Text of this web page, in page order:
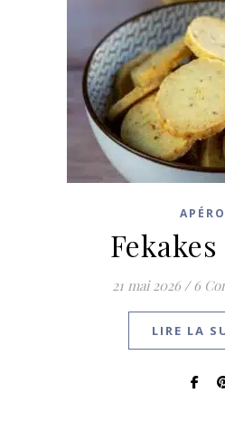
APÉRO
Fekakes
21 mai 2026 / 6
LIRE LA